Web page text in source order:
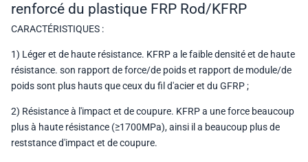
renforcé du plastique FRP Rod/KFRP
CARACTÉRISTIQUES :
1) Léger et de haute résistance. KFRP a le faible densité et de haute
résistance. son rapport de force/de poids et rapport de module/de
poids sont plus hauts que ceux du fil d'acier et du GFRP ;
2) Résistance à l'impact et de coupure. KFRP a une force beaucoup
plus à haute résistance (≥1700MPa), ainsi il a beaucoup plus de
reststance d'impact et de coupure.